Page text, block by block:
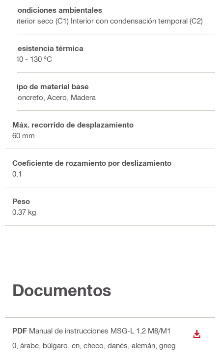
Condiciones ambientales
Interior seco (C1) Interior con condensación temporal (C2)
Resistencia térmica
-40 - 130 °C
Tipo de material base
Concreto, Acero, Madera
Máx. recorrido de desplazamiento
60 mm
Coeficiente de rozamiento por deslizamiento
0.1
Peso
0.37 kg
Documentos
PDF Manual de instrucciones MSG-L 1,2 M8/M1
0 , árabe, búlgaro, cn, checo, danés, alemán, grieg